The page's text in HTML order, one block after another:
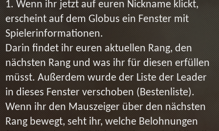
1. Wenn ihr jetzt auf euren Nickname klickt,
erscheint auf dem Globus ein Fenster mit
Spielerinformationen.
Darin findet ihr euren aktuellen Rang, den
nächsten Rang und was ihr für diesen erfüllen
müsst. Außerdem wurde der Liste der Leader
in dieses Fenster verschoben (Bestenliste).
Wenn ihr den Mauszeiger über den nächsten
Rang bewegt, seht ihr, welche Belohnungen